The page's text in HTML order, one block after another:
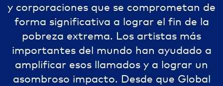
y corporaciones que se comprometan de
forma significativa a lograr el fin de la
pobreza extrema. Los artistas más
importantes del mundo han ayudado a
amplificar esos llamados y a lograr un
asombroso impacto. Desde que Global